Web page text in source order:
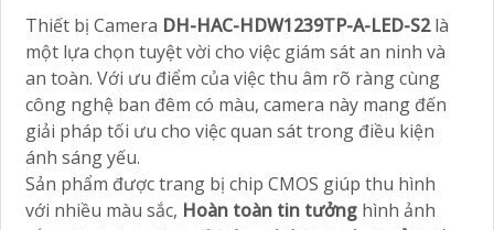
Thiết bị Camera DH-HAC-HDW1239TP-A-LED-S2là
một lựa chọn tuyệt vời cho việc giám sát an ninh và
an toàn. Với ưu điểm của việc thu âm rõ ràng cùng
công nghệ ban đêm có màu, camera này mang đến
giải pháp tối ưu cho việc quan sát trong điều kiện
ánh sáng yếu.
Sản phẩm được trang bị chip CMOS giúp thu hình
với nhiều màu sắc, Hoàn toàn tin tưởng hình ảnh